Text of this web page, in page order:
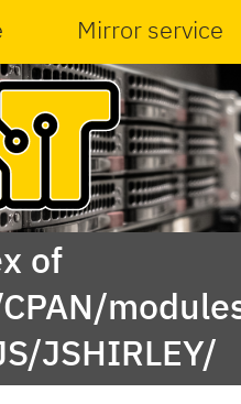
Mirror service
of
JSHIRLEY/